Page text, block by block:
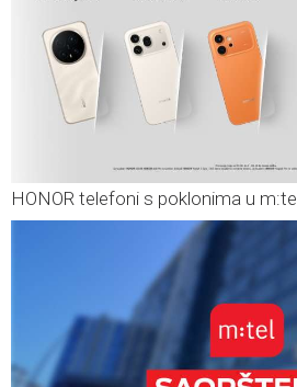
HONOR telefoni s poklonima u